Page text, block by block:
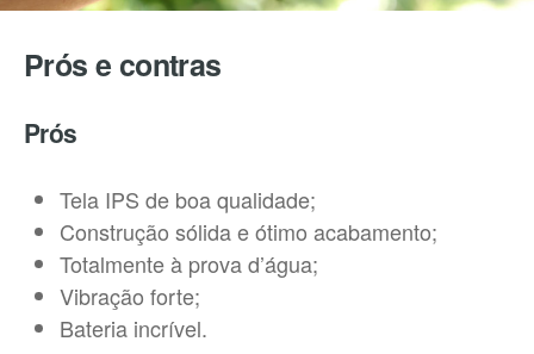
Prós e contras
Prós
Tela IPS de boa qualidade;
Construção sólida e ótimo acabamento;
Totalmente à prova d’água;
Vibração forte;
Bateria incrível.